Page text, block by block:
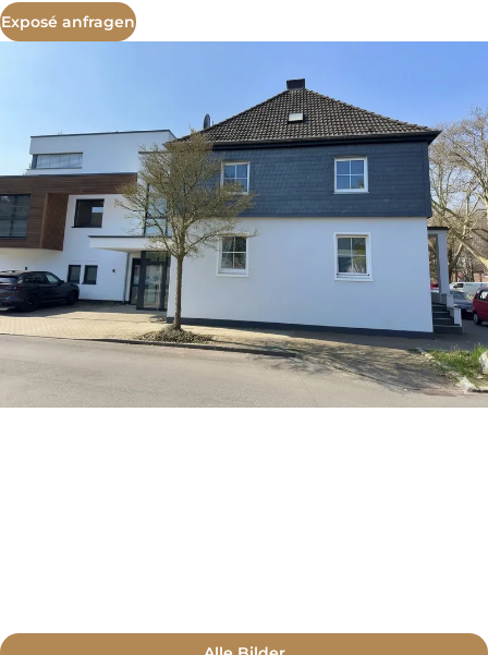
Exposé anfragen